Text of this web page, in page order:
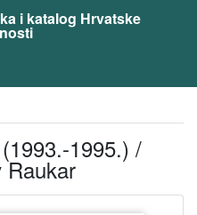
i katalog Hrvatske
1995.) /
Raukar